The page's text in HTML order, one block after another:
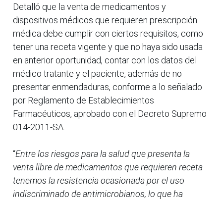
Detalló que la venta de medicamentos y
dispositivos médicos que requieren prescripción
médica debe cumplir con ciertos requisitos, como
tener una receta vigente y que no haya sido usada
en anterior oportunidad, contar con los datos del
médico tratante y el paciente, además de no
presentar enmendaduras, conforme a lo señalado
por Reglamento de Establecimientos
Farmacéuticos, aprobado con el Decreto Supremo
014-2011-SA.
“Entre los riesgos para la salud que presenta la
venta libre de medicamentos que requieren receta
tenemos la resistencia ocasionada por el uso
indiscriminado de antimicrobianos, lo que ha